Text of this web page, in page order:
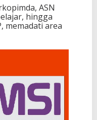
ASN
hingga
memadati area